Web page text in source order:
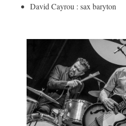
David Cayrou : sax baryton